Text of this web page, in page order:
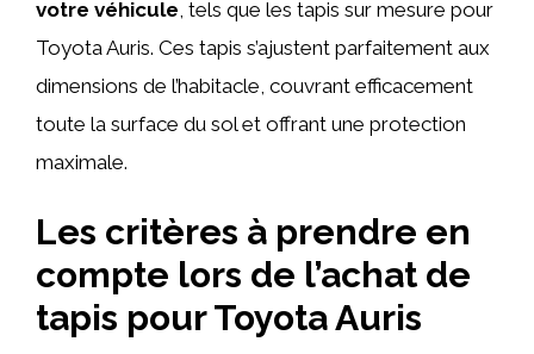
votre véhicule , tels que les tapis sur mesure pour
Toyota Auris. Ces tapis s’ajustent parfaitement aux
dimensions de l’habitacle, couvrant efficacement
toute la surface du sol et offrant une protection
maximale.
Les critères à prendre en
compte lors de l’achat de
tapis pour Toyota Auris